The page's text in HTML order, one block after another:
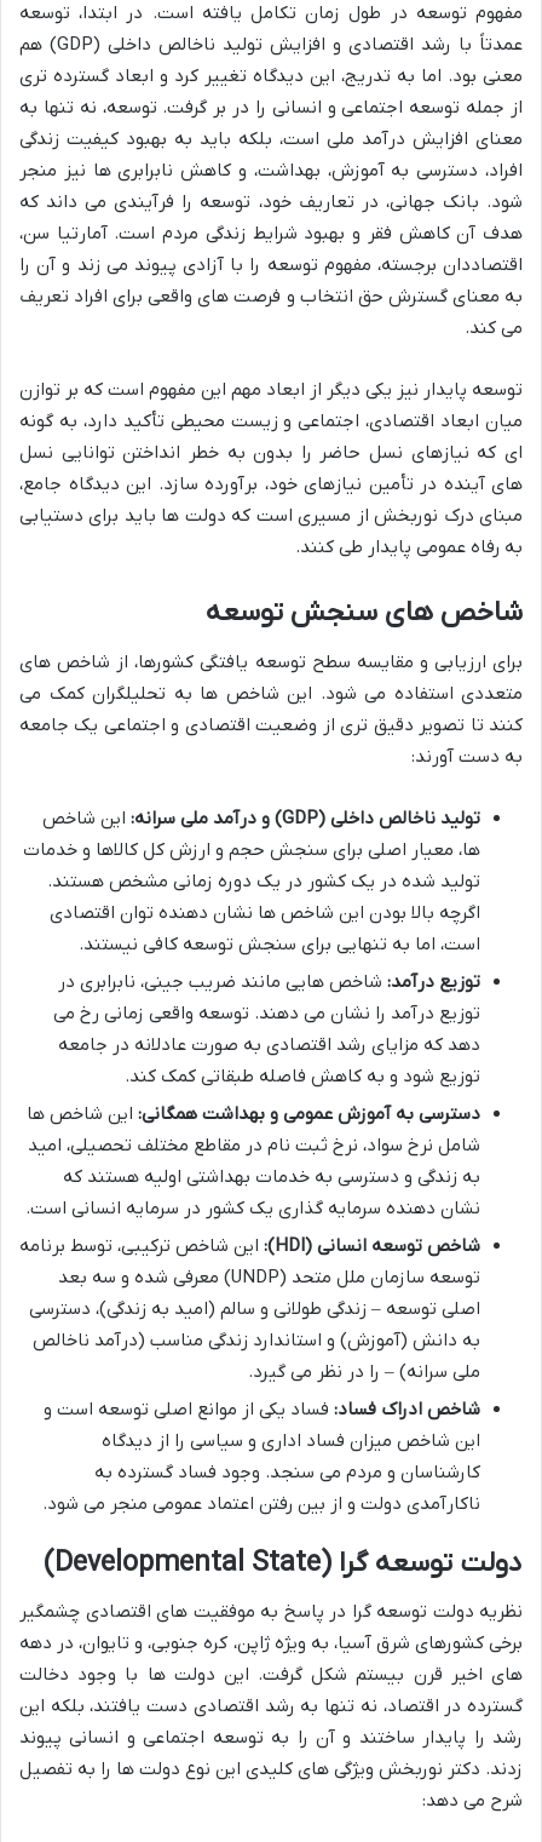
مفهوم توسعه در طول زمان تکامل یافته است. در ابتدا، توسعه
عمدتاً با رشد اقتصادی و افزایش تولید ناخالص داخلی (GDP) هم
معنی بود. اما به تدریج، این دیدگاه تغییر کرد و ابعاد گسترده تری
از جمله توسعه اجتماعی و انسانی را در بر گرفت. توسعه، نه تنها به
معنای افزایش درآمد ملی است، بلکه باید به بهبود کیفیت زندگی
افراد، دسترسی به آموزش، بهداشت، و کاهش نابرابری ها نیز منجر
شود. بانک جهانی، در تعاریف خود، توسعه را فرآیندی می داند که
هدف آن کاهش فقر و بهبود شرایط زندگی مردم است. آمارتیا سن،
اقتصاددان برجسته، مفهوم توسعه را با آزادی پیوند می زند و آن را
به معنای گسترش حق انتخاب و فرصت های واقعی برای افراد تعریف
می کند.
توسعه پایدار نیز یکی دیگر از ابعاد مهم این مفهوم است که بر توازن
میان ابعاد اقتصادی، اجتماعی و زیست محیطی تأکید دارد، به گونه
ای که نیازهای نسل حاضر را بدون به خطر انداختن توانایی نسل
های آینده در تأمین نیازهای خود، برآورده سازد. این دیدگاه جامع،
مبنای درک نوربخش از مسیری است که دولت ها باید برای دستیابی
به رفاه عمومی پایدار طی کنند.
شاخص های سنجش توسعه
برای ارزیابی و مقایسه سطح توسعه یافتگی کشورها، از شاخص های
متعددی استفاده می شود. این شاخص ها به تحلیلگران کمک می
کنند تا تصویر دقیق تری از وضعیت اقتصادی و اجتماعی یک جامعه
به دست آورند:
تولید ناخالص داخلی (GDP) و درآمد ملی سرانه:
این شاخص
ها، معیار اصلی برای سنجش حجم و ارزش کل کالاها و خدمات
تولید شده در یک کشور در یک دوره زمانی مشخص هستند.
اگرچه بالا بودن این شاخص ها نشان دهنده توان اقتصادی
است، اما به تنهایی برای سنجش توسعه کافی نیستند.
توزیع درآمد: شاخص هایی مانند ضریب جینی، نابرابری در
توزیع درآمد را نشان می دهند. توسعه واقعی زمانی رخ می
دهد که مزایای رشد اقتصادی به صورت عادلانه در جامعه
توزیع شود و به کاهش فاصله طبقاتی کمک کند.
دسترسی به آموزش عمومی و بهداشت همگانی: این شاخص ها
شامل نرخ سواد، نرخ ثبت نام در مقاطع مختلف تحصیلی، امید
به زندگی و دسترسی به خدمات بهداشتی اولیه هستند که
نشان دهنده سرمایه گذاری یک کشور در سرمایه انسانی است.
شاخص توسعه انسانی (HDI):
این شاخص ترکیبی، توسط برنامه
توسعه سازمان ملل متحد (UNDP) معرفی شده و سه بعد
اصلی توسعه – زندگی طولانی و سالم (امید به زندگی)، دسترسی
به دانش (آموزش) و استاندارد زندگی مناسب (درآمد ناخالص
ملی سرانه) – را در نظر می گیرد.
شاخص ادراک فساد: فساد یکی از موانع اصلی توسعه است و
این شاخص میزان فساد اداری و سیاسی را از دیدگاه
کارشناسان و مردم می سنجد. وجود فساد گسترده به
ناکارآمدی دولت و از بین رفتن اعتماد عمومی منجر می شود.
دولت توسعه گرا (Developmental State)
نظریه دولت توسعه گرا در پاسخ به موفقیت های اقتصادی چشمگیر
برخی کشورهای شرق آسیا، به ویژه ژاپن، کره جنوبی، و تایوان، در دهه
های اخیر قرن بیستم شکل گرفت. این دولت ها با وجود دخالت
گسترده در اقتصاد، نه تنها به رشد اقتصادی دست یافتند، بلکه این
رشد را پایدار ساختند و آن را به توسعه اجتماعی و انسانی پیوند
زدند. دکتر نوربخش ویژگی های کلیدی این نوع دولت ها را به تفصیل
شرح می دهد: